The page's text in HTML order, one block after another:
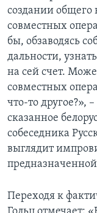
создании общего
совместных
бы, обзаводясь
дальности,
на сей счет.
совместных
что-то другое?»,
сказанное
собеседника
выглядит
Переходя к